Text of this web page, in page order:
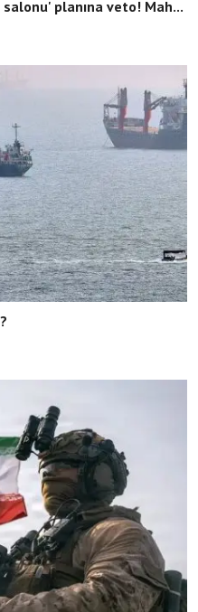
planına veto! Mah...